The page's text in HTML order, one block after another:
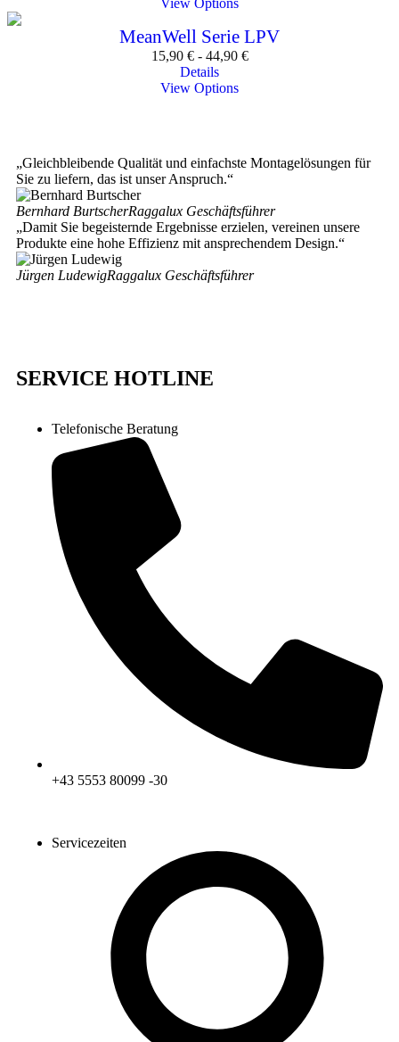
View Options
MeanWell Serie LPV
15,90 €- 44,90 €
Details
View Options
„Gleichbleibende Qualität und einfachste Montagelösungen für
Sie zu liefern, das ist unser Anspruch.“
Bernhard BurtscherRaggalux Geschäftsführer
„Damit Sie begeisternde Ergebnisse erzielen, vereinen unsere
Produkte eine hohe Effizienz mit ansprechendem Design.“
Jürgen LudewigRaggalux Geschäftsführer
SERVICE HOTLINE
Telefonische Beratung
+43 5553 80099 -30
Servicezeiten